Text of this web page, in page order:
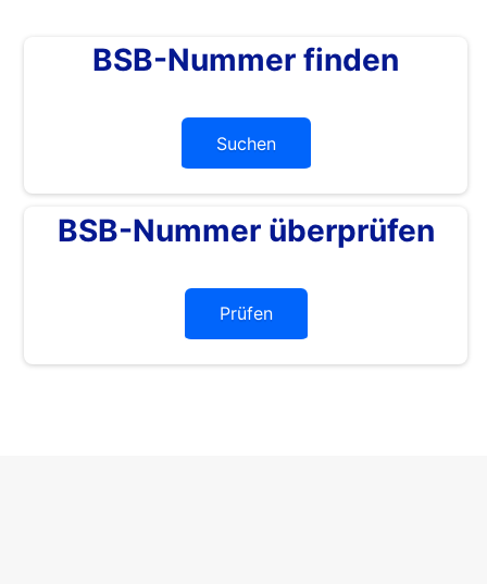
BSB-Nummer finden
Suchen
BSB-Nummer überprüfen
Prüfen